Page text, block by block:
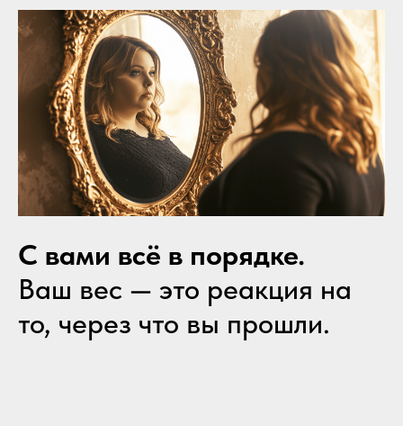
С вами всё в порядке.
Ваш вес — это реакция на
то, через что вы прошли.